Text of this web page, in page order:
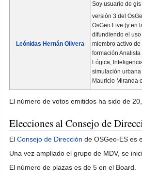
Leónidas Hernán Olivera
Soy usuario de
versión 3 del
OsGeo Live (y en
difundiendo el
miembro activo
formación
Lógica,
simulación
Mauricio Miranda
El número de votos emitidos ha sido de
Elecciones al Consejo de
El Consejo de Dirección de OSGeo-ES es
Una vez ampliado el grupo de MDV, se
El número de plazas es de 5 en el Board.